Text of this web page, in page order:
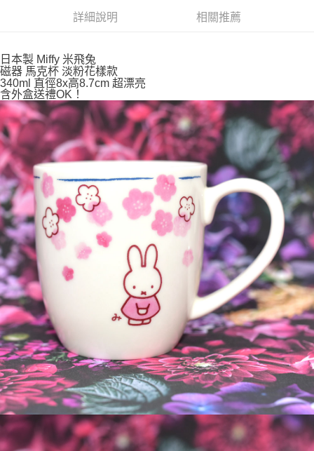
每筆NT$65，滿NT$999(含以上)免運費
每筆NT$65，滿NT$999(含以上)免運費
7-11取貨付款
每筆NT$65，滿NT$999(含以上)免運費
付款後7-11取貨
每筆NT$65，滿NT$999(含以上)免運費
宅配
每筆NT$100，滿NT$999(含以上)免運費
詳細說明 相關推薦
日本製 Miffy 米飛兔
磁器 馬克杯 淡粉花樣款
340ml 直徑8x高8.7cm 超漂亮
含外盒送禮OK！